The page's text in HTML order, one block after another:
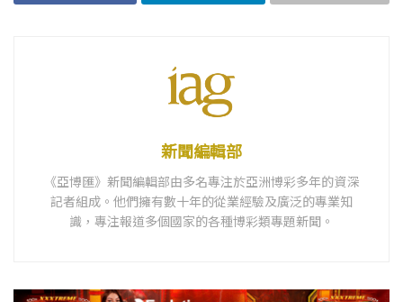
新聞編輯部
《亞博匯》新聞編輯部由多名專注於亞洲博彩多年的資深
記者組成。他們擁有數十年的從業經驗及廣泛的專業知
識，專注報道多個國家的各種博彩類專題新聞。